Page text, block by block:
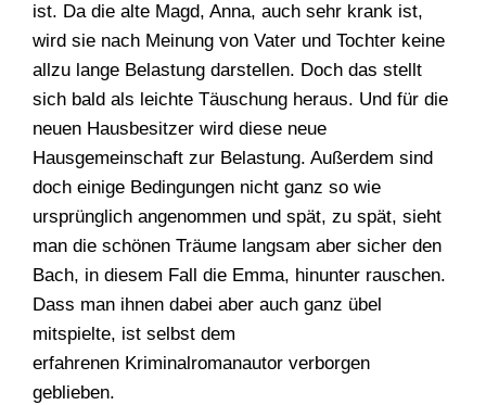
ist. Da die alte Magd, Anna, auch sehr krank ist,
wird sie nach Meinung von Vater und Tochter keine
allzu lange Belastung darstellen. Doch das stellt
sich bald als leichte Täuschung heraus. Und für die
neuen Hausbesitzer wird diese neue
Hausgemeinschaft zur Belastung. Außerdem sind
doch einige Bedingungen nicht ganz so wie
ursprünglich angenommen und spät, zu spät, sieht
man die schönen Träume langsam aber sicher den
Bach, in diesem Fall die Emma, hinunter rauschen.
Dass man ihnen dabei aber auch ganz übel
mitspielte, ist selbst dem
erfahrenen Kriminalromanautor verborgen
geblieben.